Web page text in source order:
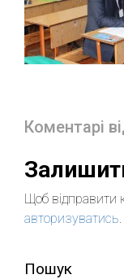
Коментарі
Щоб відправити
авторизуватись.
Пошук